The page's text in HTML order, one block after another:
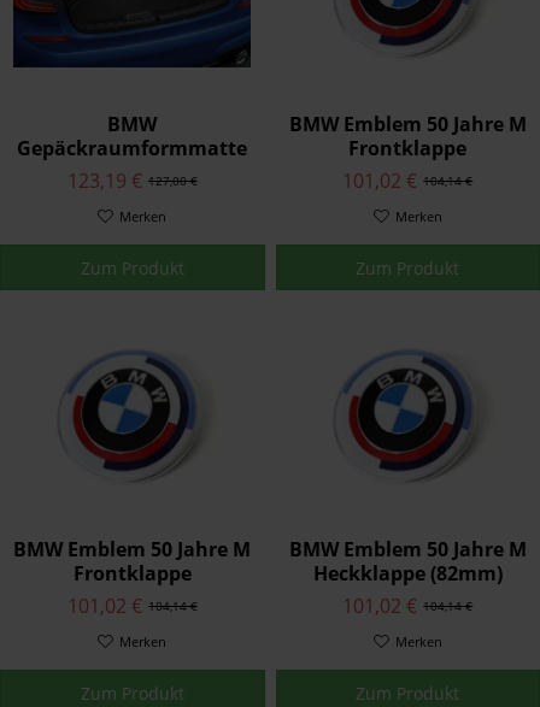
BMW
Gepäckraumformmatte
3er, 4er, i
127,00 €
123,19 €
Merken
Zum Produkt
BMW Emblem 50 Jahre M
Frontklappe
Motorhaube (74mm)
104,14 €
101,02 €
Merken
Zum Produkt
BMW Emblem 50 Jahre M
Frontklappe
Motorhaube (82mm)
104,14 €
101,02 €
Merken
Zum Produkt
BMW Emblem 50 Jahre M
Heckklappe (82mm)
104,14 €
101,02 €
Merken
Zum Produkt